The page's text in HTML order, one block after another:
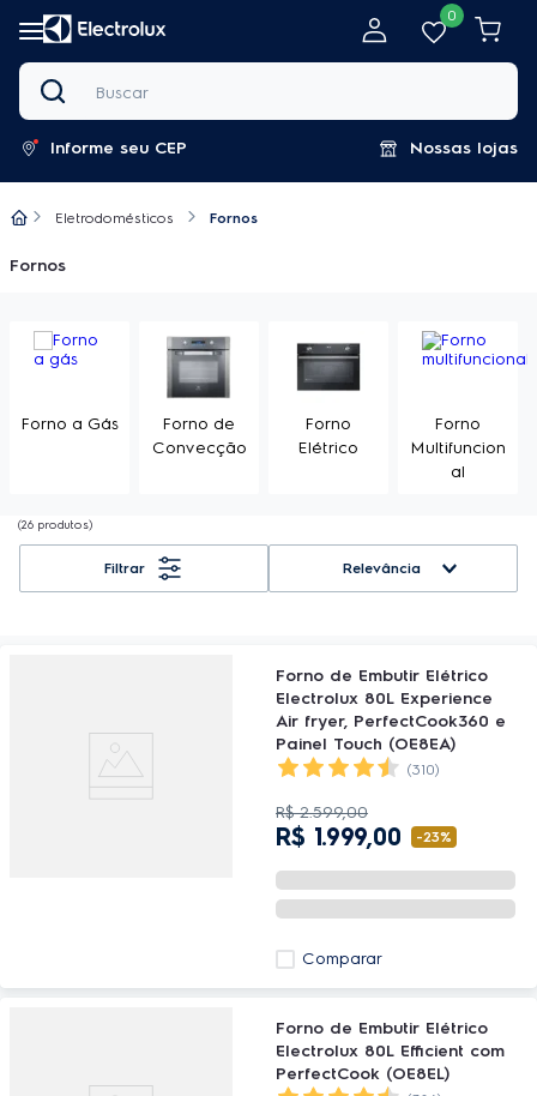
0
Buscar
Informe seu CEP Nossas lojas
Eletrodomésticos Fornos
Fornos
Forno a Gás
Forno de
Convecção
Forno
Elétrico
Forno
Multifuncion
al
26 produtos
Relevância
Forno de Embutir Elétrico
Electrolux 80L Experience
Air fryer, PerfectCook360 e
Painel Touch (OE8EA)
(310)
R$ 2.599,00
R$ 1.999,00 -23%
Comparar
Forno de Embutir Elétrico
Electrolux 80L Efficient com
PerfectCook (OE8EL)